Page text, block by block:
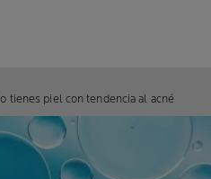
tienes piel con tendencia al acné